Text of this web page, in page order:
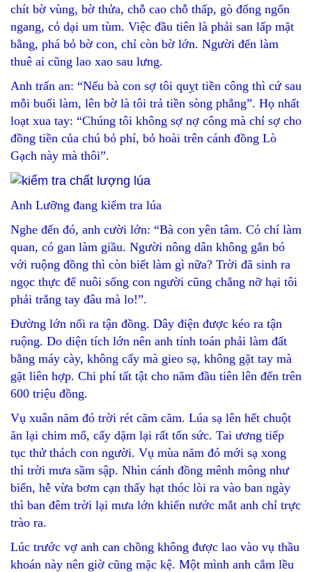
chít bờ vùng, bờ thửa, chỗ cao chỗ thấp, gò đống ngổn
ngang, cỏ dại um tùm. Việc đầu tiên là phải san lấp mặt
bằng, phá bỏ bờ con, chỉ còn bờ lớn. Người đến làm
thuê ai cũng lao xao sau lưng.
Anh trấn an: “Nếu bà con sợ tôi quỵt tiền công thì cứ sau
mỗi buổi làm, lên bờ là tôi trả tiền sòng phẳng”. Họ nhất
loạt xua tay: “Chúng tôi không sợ nợ công mà chỉ sợ cho
đồng tiền của chú bỏ phí, bỏ hoài trên cánh đồng Lò
Gạch này mà thôi”.
Anh Lưỡng đang kiểm tra lúa
Nghe đến đó, anh cười lớn: “Bà con yên tâm. Có chí làm
quan, có gan làm giầu. Người nông dân không gắn bó
với ruộng đồng thì còn biết làm gì nữa? Trời đã sinh ra
ngọc thực để nuôi sống con người cũng chẳng nỡ hại tôi
phải trắng tay đâu mà lo!”.
Đường lớn nối ra tận đồng. Dây điện được kéo ra tận
ruộng. Do diện tích lớn nên anh tính toán phải làm đất
bằng máy cày, không cấy mà gieo sạ, không gặt tay mà
gặt liên hợp. Chi phí tất tật cho năm đầu tiên lên đến trên
600 triệu đồng.
Vụ xuân năm đó trời rét căm căm. Lúa sạ lên hết chuột
ăn lại chim mổ, cấy dặm lại rất tốn sức. Tai ương tiếp
tục thử thách con người. Vụ mùa năm đó mới sạ xong
thì trời mưa sầm sập. Nhìn cánh đồng mênh mông như
biển, hễ vừa bơm cạn thấy hạt thóc lòi ra vào ban ngày
thì ban đêm trời lại mưa lớn khiến nước mắt anh chỉ trực
trào ra.
Lúc trước vợ anh can chồng không được lao vào vụ thầu
khoán này nên giờ cũng mặc kệ. Một mình anh cắm lều